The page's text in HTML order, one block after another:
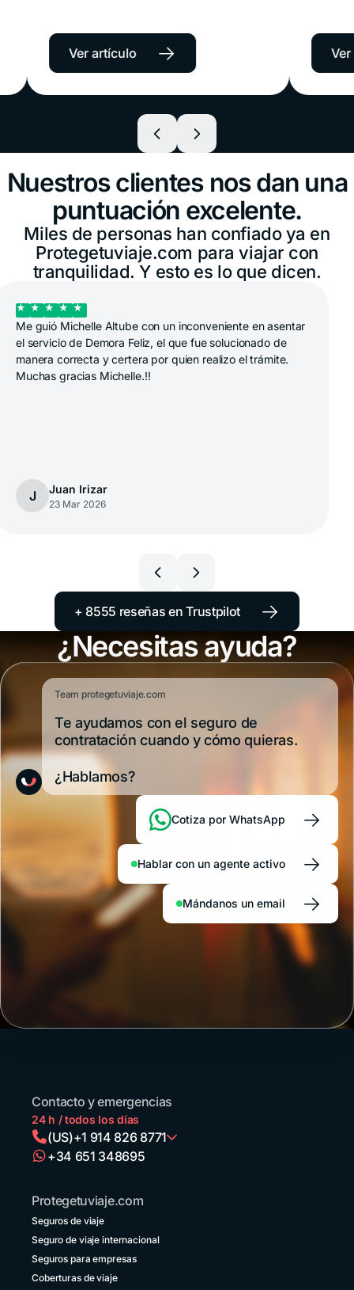
seguro necesitás
ciudadanos de países exentos de visa
Schengen, como Colombia, Chile, México,
Perú o Argentina. Además del ETIAS,
muchos viajeros necesitarán contar con un
seguro de viaje Schengen que incluya una
asistencia en toda Europa.
Ver artículo →
la
tomar una
elegir a
Ver
Nuestros clientes nos dan una
puntuación excelente.
Miles de personas han confiado ya en
Protegetuviaje.com para viajar con
tranquilidad. Y esto es lo que dicen.
Mi experiencia ni el de compra fue excelente en la
cobertura también muy buena aunque si me gustaría que
la agilidad al responder en momentos de emergencia
principalmente a la salida fuese más expedita de resto
X xiomara carrillo
23 Mar 2026
+ 8555 reseñas en Trustpilot →
¿Necesitas ayuda?
Team protegetuviaje.com
Te ayudamos con el seguro de
contratación cuando y cómo quieras.
¿Hablamos?
Cotiza por WhatsApp →
Hablar con un agente activo →
Mándanos un email →
Contacto y emergencias
24 h / todos los días
(US)+1 914 826 8771
Bolivia
+591 5 50701249
Brasil
+34 651 348695
Protegetuviaje.com
Seguros de viaje
Seguro de viaje internacional
Seguros para empresas
Coberturas de viaje